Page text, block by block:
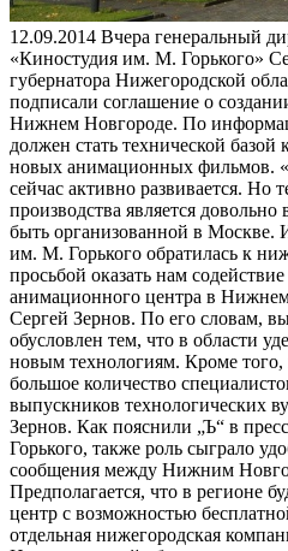
12.09.2014 Вчера генеральный
«Киностудия им. М. Горького»
губернатора Нижегородской
подписали соглашение о
Нижнем Новгороде. По
должен стать технической
новых анимационных фильмов.
сейчас активно развивается. Но
производства является
быть организованной в Москве.
им. М. Горького обратилась к
просьбой оказать нам
анимационного центра в
Сергей Зернов. По его словам,
обусловлен тем, что в области
новым технологиям. Кроме того,
большое количество
выпускников технологических
Зернов. Как пояснили „Ъ“ в
Горького, также роль сыграло
сообщения между Нижним
Предполагается, что в регионе
центр с возможностью
отдельная нижегородская